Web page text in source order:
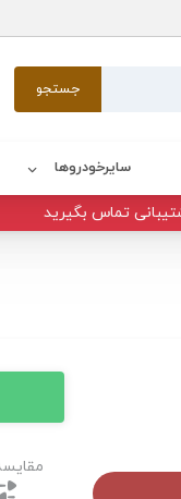
جستجو
سایرخودروها
تماس بگیرید